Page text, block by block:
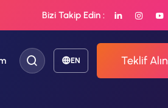
Bizi Takip Edin :
EN Teklif Alın